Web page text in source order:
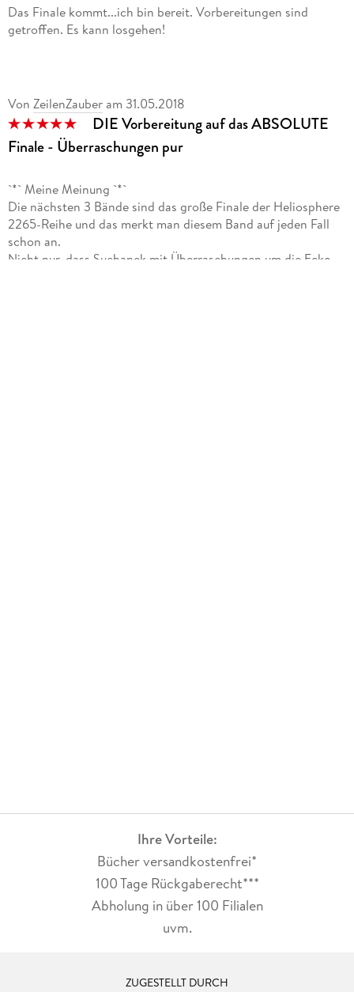
Das Finale kommt...ich bin bereit. Vorbereitungen sind
getroffen. Es kann losgehen!
Von ZeilenZauber am 31.05.2018
DIE Vorbereitung auf das ABSOLUTE
Finale - Überraschungen pur
`*` Meine Meinung `*`
Die nächsten 3 Bände sind das große Finale der Heliosphere
2265-Reihe und das merkt man diesem Band auf jeden Fall
schon an.
Nicht nur, dass Suchanek mit Überraschungen um die Ecke
Labor der Kensingtons. Uralte Aufzeichnungen werfen ein
neues Licht auf die AshGulKon.Ihre Vorteile:
Bücher versandkostenfrei*
100 Tage Rückgaberecht***
Abholung in über 100 Filialen
uvm.
ZUGESTELLT DURCH